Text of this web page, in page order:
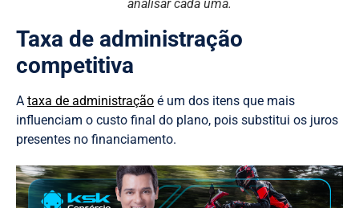
analisar cada uma.
Taxa de administração
competitiva
A taxa de administração é um dos itens que mais
influenciam o custo final do plano, pois substitui os juros
presentes no financiamento.